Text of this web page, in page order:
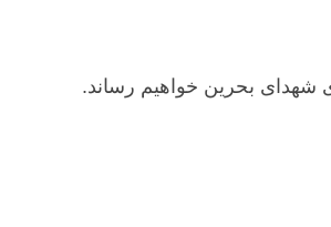
شهدای بحرین خواهیم رساند.